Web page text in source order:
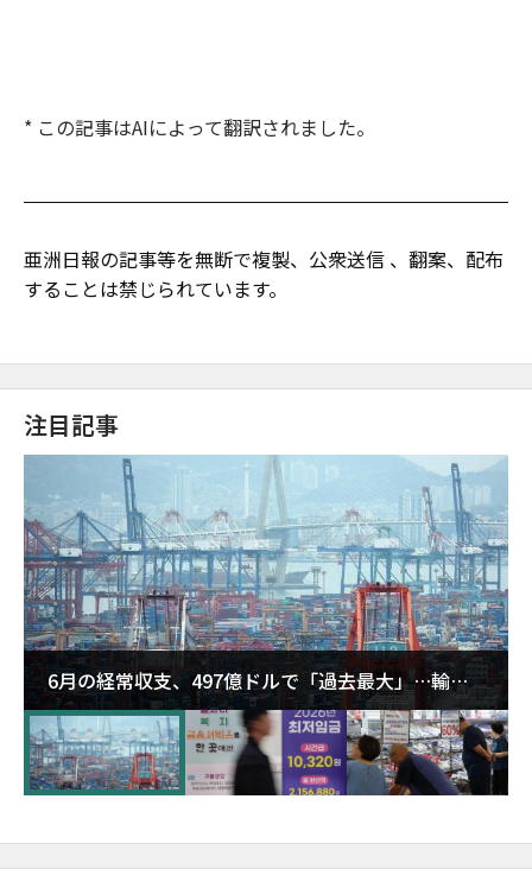
* この記事はAIによって翻訳されました。
亜洲日報の記事等を無断で複製、公衆送信 、翻案、配布
することは禁じられています。
注目記事
6月の経常収支、497億ドルで「過去最大」…輸出
が初の1000億ドル突破